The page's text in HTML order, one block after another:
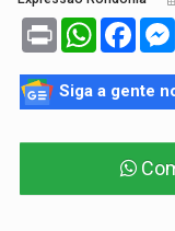
Print WhatsApp
Siga a gente